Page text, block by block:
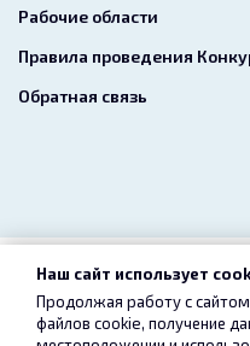
Рабочие области
Правила проведения
Обратная связь
2026
Пользовательское
Наш сайт использует
Продолжая работу с
файлов cookie, получение